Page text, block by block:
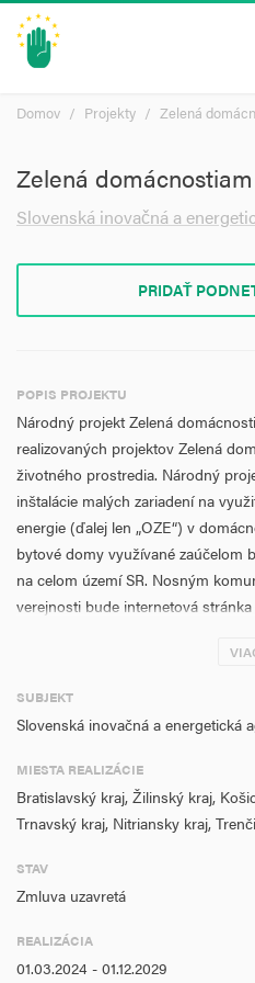
Domov Projekty Zelená
Zelená domácnostiam
Slovenská inovačná a
PRIDAŤ
POPIS PROJEKTU
Národný projekt Zelená
realizovaných projektov Zelená
životného prostredia. Národný
inštalácie malých zariadení na
energie (ďalej len „OZE“) v
bytové domy využívané zaúčelom
na celom území SR. Nosným
verejnosti bude internetová
Predmetom podpory inštalácie
výrobu elektriny alebo tepla z OZE,
• veterné turbíny (výroba elektriny);
• slnečné kolektory (výroba tepla);
• kotly na biomasu (výroba tepla);
Podpora inštalácie zariadení bude
SUBJEKT
Slovenská inovačná a energetická
MIESTA REALIZÁCIE
Bratislavský kraj, Žilinský kraj,
Trnavský kraj, Nitriansky kraj,
STAV
Zmluva uzavretá
REALIZÁCIA
01.03.2024 - 01.12.2029